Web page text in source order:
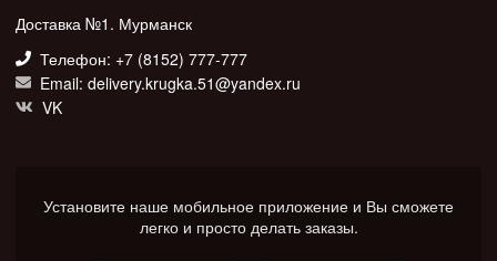
Доставка №1. Мурманск
Телефон: +7 (8152) 777-777
Email: delivery.krugka.51@yandex.ru
VK
Установите наше мобильное приложение и Вы сможете
легко и просто делать заказы.